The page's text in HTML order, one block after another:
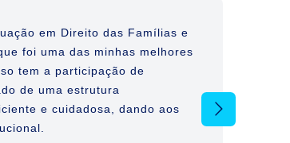
em Direito das Famílias e
foi uma das minhas melhores
tem a participação de
de uma estrutura
e cuidadosa, dando aos